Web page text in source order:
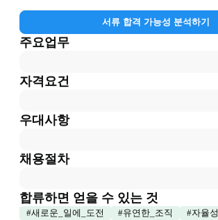
서류 합격 가능성 분석하기
주요업무
자격요건
우대사항
채용절차
합류하면 얻을 수 있는 것
#새로운_일에_도전 #유연한_조직 #자율성